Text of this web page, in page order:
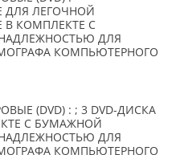
ДЛЯ ЛЕГОЧНОЙ
В КОМПЛЕКТЕ С
ДЛЯ
КОМПЬЮТЕРНОГО
(DVD) : ; 3 DVD-ДИСКА
С БУМАЖНОЙ
ДЛЯ
КОМПЬЮТЕРНОГО